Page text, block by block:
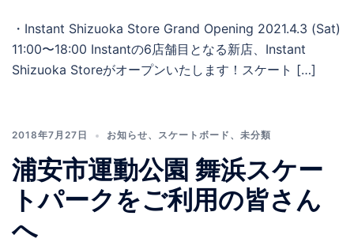
・Instant Shizuoka Store Grand Opening 2021.4.3 (Sat)
11:00〜18:00 Instantの6店舗目となる新店、Instant
Shizuoka Storeがオープンいたします！スケート […]
2018年7月27日 お知らせ、 スケートボード 、 未分類
浦安市運動公園 舞浜スケー
トパークをご利用の皆さん
へ